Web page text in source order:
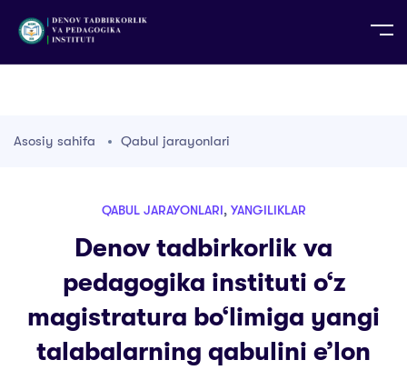
TG TR
Asosiy sahifa Qabul jarayonlari
QABUL JARAYONLARI, YANGILIKLAR
Denov tadbirkorlik va
pedagogika instituti o‘z
magistratura bo‘limiga yangi
talabalarning qabulini e’lon